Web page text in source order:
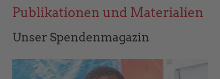
Publikationen und Materialien
Unser Spendenmagazin